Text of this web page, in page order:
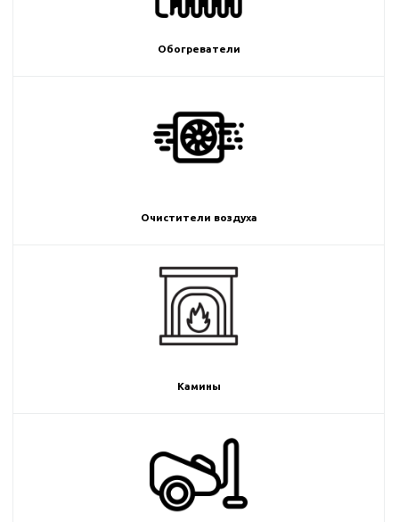
Обогреватели
Очистители воздуха
Камины